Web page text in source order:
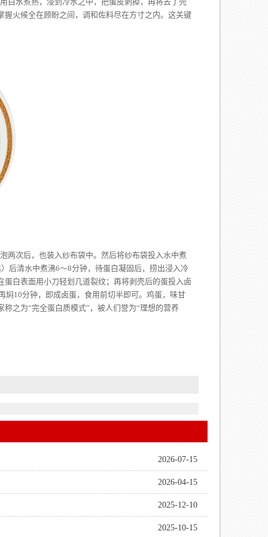
火候全在顾盼之间，调和佐料尽在方寸之内。这关键
，也装入纱布袋中。然后将纱布袋投入水中煮
后清水中煮沸6～8分钟，待蛋白凝固后，捞出浸入冷
蛋白表面用小刀轻划几道裂纹；再将剥壳后的蛋投入卤
焖10分钟，即成卤蛋，食用前切半即可。鸡蛋，味甘
之为“完全蛋白质模式”，被人们誉为“理想的营养
2026-07-15
2026-04-15
2025-12-10
2025-10-15